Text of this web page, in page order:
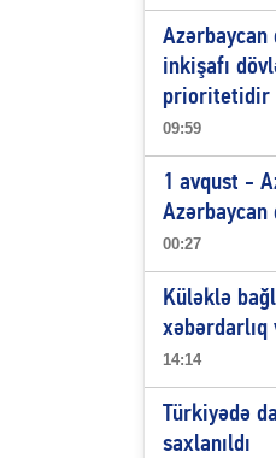
Azərbaycan
inkişafı
prioritetidir
09:59
1 avqust -
00:27
Küləklə
14:14
Türkiyədə
saxlanıldı